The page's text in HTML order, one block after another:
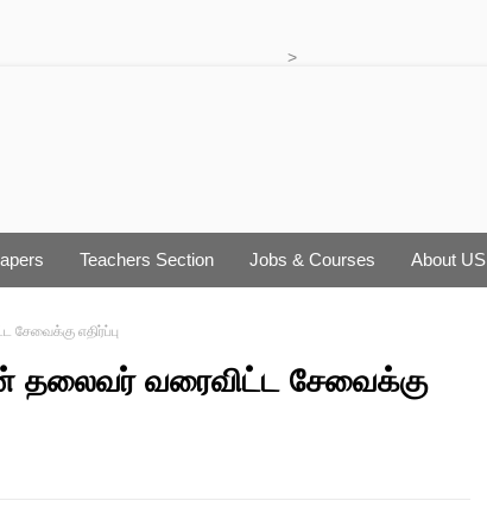
>
Teachers Section Jobs & Courses About US
எதிர்ப்பு
தலைவர் வரைவிட்ட சேவைக்கு